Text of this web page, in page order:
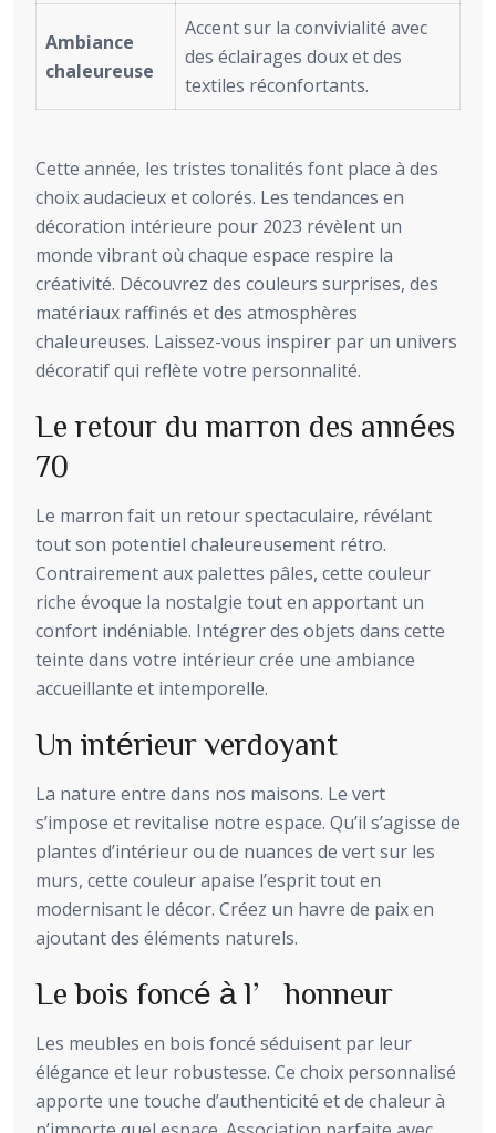
Ambiance
chaleureuse
Accent sur la convivialité avec
des éclairages doux et des
textiles réconfortants.
Cette année, les tristes tonalités font place à des
choix audacieux et colorés. Les tendances en
décoration intérieure pour 2023 révèlent un
monde vibrant où chaque espace respire la
créativité. Découvrez des couleurs surprises, des
matériaux raffinés et des atmosphères
chaleureuses. Laissez-vous inspirer par un univers
décoratif qui reflète votre personnalité.
Le retour du marron des années
70
Le marron fait un retour spectaculaire, révélant
tout son potentiel chaleureusement rétro.
Contrairement aux palettes pâles, cette couleur
riche évoque la nostalgie tout en apportant un
confort indéniable. Intégrer des objets dans cette
teinte dans votre intérieur crée une ambiance
accueillante et intemporelle.
Un intérieur verdoyant
La nature entre dans nos maisons. Le vert
s’impose et revitalise notre espace. Qu’il s’agisse de
plantes d’intérieur ou de nuances de vert sur les
murs, cette couleur apaise l’esprit tout en
modernisant le décor. Créez un havre de paix en
ajoutant des éléments naturels.
Le bois foncé à l’honneur
Les meubles en bois foncé séduisent par leur
élégance et leur robustesse. Ce choix personnalisé
apporte une touche d’authenticité et de chaleur à